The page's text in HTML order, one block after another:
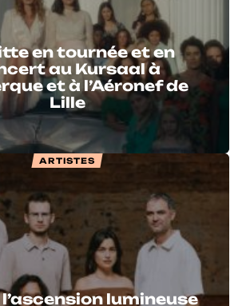
en tournée et en
au Kursaal à
et à l’Aéronef de
Lille
ARTISTES
lumineuse